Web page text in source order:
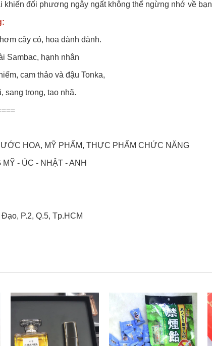
khiến đối phương ngây ngất không thể ngừng nhớ về bạn
cây cỏ, hoa dành dành.
Sambac, hạnh nhân
cam thảo và đậu Tonka,
sang trọng, tao nhã.
HOA, MỸ PHẨM, THỰC PHẨM CHỨC NĂNG
- ÚC - NHẬT - ANH
P.2, Q.5, Tp.HCM